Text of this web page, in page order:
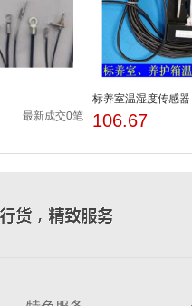
最新成交0笔
标养室温湿度传感器
106.67